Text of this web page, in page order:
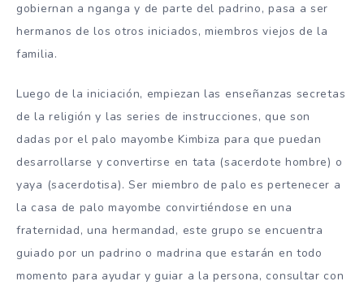
gobiernan a nganga y de parte del padrino, pasa a ser
hermanos de los otros iniciados, miembros viejos de la
familia.
Luego de la iniciación, empiezan las enseñanzas secretas
de la religión y las series de instrucciones, que son
dadas por el palo mayombe Kimbiza para que puedan
desarrollarse y convertirse en tata (sacerdote hombre) o
yaya (sacerdotisa). Ser miembro de palo es pertenecer a
la casa de palo mayombe convirtiéndose en una
fraternidad, una hermandad, este grupo se encuentra
guiado por un padrino o madrina que estarán en todo
momento para ayudar y guiar a la persona, consultar con